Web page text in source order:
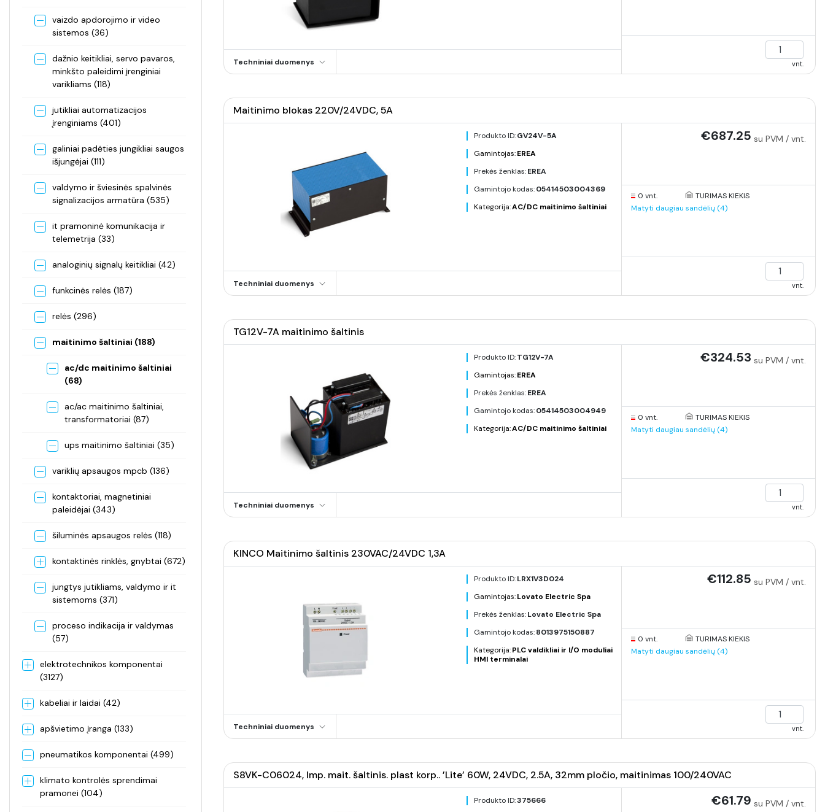
vaizdo apdorojimo ir video
sistemos (36)
dažnio keitikliai, servo pavaros,
minkšto paleidimi įrenginiai
varikliams (118)
jutikliai automatizacijos
įrenginiams (401)
galiniai padėties jungikliai saugos
išjungėjai (111)
valdymo ir šviesinės spalvinės
signalizacijos armatūra (535)
it pramoninė komunikacija ir
telemetrija (33)
analoginių signalų keitikliai (42)
funkcinės relės (187)
relės (296)
maitinimo šaltiniai (188)
ac/dc maitinimo šaltiniai
(68)
ac/ac maitinimo šaltiniai,
transformatoriai (87)
ups maitinimo šaltiniai (35)
variklių apsaugos mpcb (136)
kontaktoriai, magnetiniai
paleidėjai (343)
šiluminės apsaugos relės (118)
kontaktinės rinklės, gnybtai (672)
jungtys jutikliams, valdymo ir it
sistemoms (371)
proceso indikacija ir valdymas
(57)
elektrotechnikos komponentai
(3127)
kabeliai ir laidai (42)
apšvietimo įranga (133)
pneumatikos komponentai (499)
klimato kontrolės sprendimai
pramonei (104)
Techniniai duomenys vnt.
Maitinimo blokas 220V/24VDC, 5A
Produkto ID: GV24V-5A
Gamintojas: EREA
Prekės ženklas: EREA
Gamintojo kodas: 05414503004369
Kategorija:AC/DC maitinimo šaltiniai
Techniniai duomenys
€687.25 su PVM / vnt.
0 vnt.
TURIMAS KIEKIS
Matyti daugiau sandėlių (4)
vnt.
TG12V-7A maitinimo šaltinis
Produkto ID: TG12V-7A
Gamintojas: EREA
Prekės ženklas: EREA
Gamintojo kodas: 05414503004949
Kategorija:AC/DC maitinimo šaltiniai
Techniniai duomenys
€324.53 su PVM / vnt.
0 vnt.
TURIMAS KIEKIS
Matyti daugiau sandėlių (4)
vnt.
KINCO Maitinimo šaltinis 230VAC/24VDC 1,3A
Produkto ID: LRX1V3D024
Gamintojas: Lovato Electric Spa
Prekės ženklas: Lovato Electric Spa
Gamintojo kodas: 8013975150887
Kategorija: PLC valdikliai ir I/O moduliai
HMI terminalai
Techniniai duomenys
€112.85 su PVM / vnt.
0 vnt.
TURIMAS KIEKIS
Matyti daugiau sandėlių (4)
vnt.
S8VK-C06024, Imp. mait. šaltinis. plast korp.. ’Lite’ 60W, 24VDC, 2.5A, 32mm pločio, maitinimas 100/240VAC
Produkto ID:375666
€61.79 su PVM / vnt.